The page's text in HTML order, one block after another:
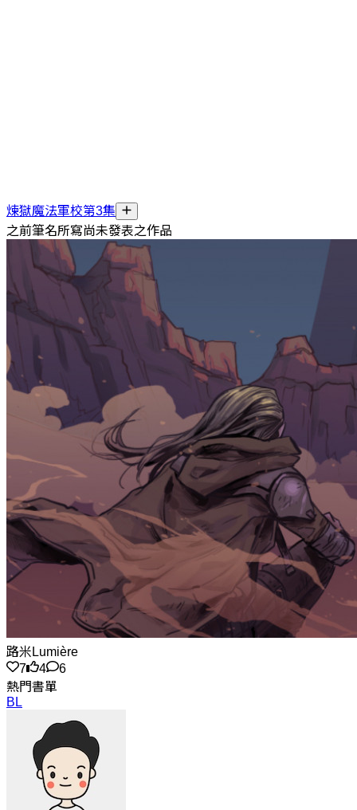
煉獄魔法軍校第3集
之前筆名所寫尚未發表之作品
路米Lumière
7
4
6
熱門書單
BL